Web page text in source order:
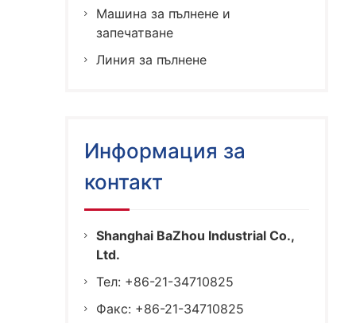
Машина за пълнене и
запечатване
Линия за пълнене
Информация за
контакт
Shanghai BaZhou Industrial Co.,
Ltd.
Тел: +86-21-34710825
Факс: +86-21-34710825